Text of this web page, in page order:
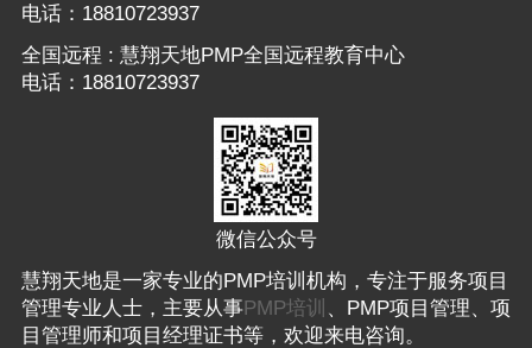
电话：18810723937
全国远程 : 慧翔天地PMP全国远程教育中心
电话：18810723937
微信公众号
慧翔天地是一家专业的PMP培训机构，专注于服务项目
管理专业人士，主要从事PMP培训 、PMP项目管理、项
目管理师和项目经理证书等，欢迎来电咨询。